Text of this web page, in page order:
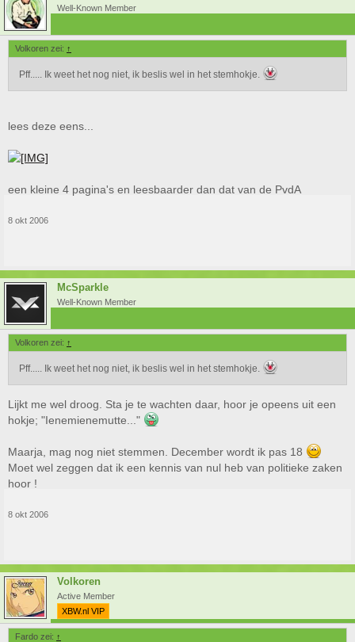
Well-Known Member
Volkoren zei: ↑
Pff..... Ik weet het nog niet, ik beslis wel in het stemhokje.
lees deze eens...
een kleine 4 pagina's en leesbaarder dan dat van de PvdA
8 okt 2006
McSparkle
Well-Known Member
Volkoren zei: ↑
Pff..... Ik weet het nog niet, ik beslis wel in het stemhokje.
Lijkt me wel droog. Sta je te wachten daar, hoor je opeens uit een
hokje; "Ienemienemutte..."
Maarja, mag nog niet stemmen. December wordt ik pas 18
Moet wel zeggen dat ik een kennis van nul heb van politieke zaken
hoor !
8 okt 2006
Volkoren
Active Member
XBW.nl VIP
Fardo zei: ↑